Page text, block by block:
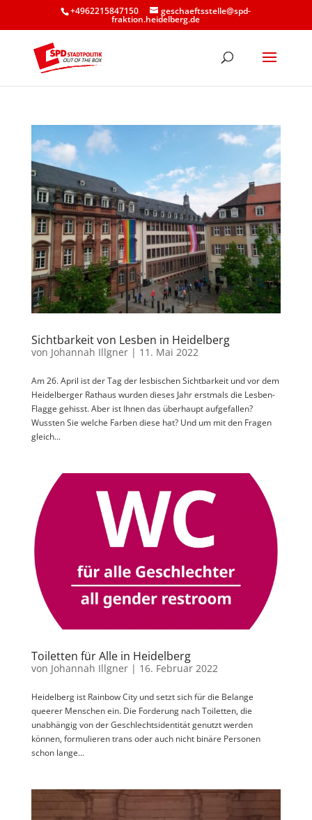
+4962215847150 geschaeftsstelle@spd-
fraktion.heidelberg.de
Sichtbarkeit von Lesben in Heidelberg
von Johannah Illgner| 11. Mai 2022
Am 26. April ist der Tag der lesbischen Sichtbarkeit und vor dem
Heidelberger Rathaus wurden dieses Jahr erstmals die Lesben-
Flagge gehisst. Aber ist Ihnen das überhaupt aufgefallen?
Wussten Sie welche Farben diese hat? Und um mit den Fragen
gleich...
Toiletten für Alle in Heidelberg
von Johannah Illgner| 16. Februar 2022
Heidelberg ist Rainbow City und setzt sich für die Belange
queerer Menschen ein. Die Forderung nach Toiletten, die
unabhängig von der Geschlechtsidentität genutzt werden
können, formulieren trans oder auch nicht binäre Personen
schon lange...